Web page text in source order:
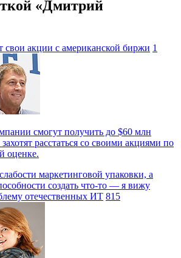
«Дмитрий
свои акции с американской биржи 1
смогут получить до $60 млн
расстаться со своими акциями по
оценке.
маркетинговой упаковки, а
создать что-то — я вижу
отечественных ИТ 815